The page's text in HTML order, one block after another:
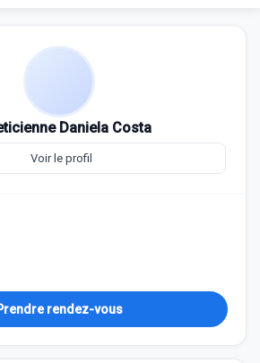
Daniela Costa
Voir le profil
rendez-vous